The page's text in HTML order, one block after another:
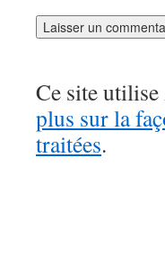
Ce site
plus sur la
traitées.